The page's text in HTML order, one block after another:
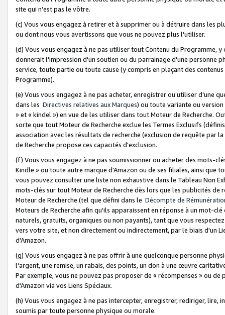
site qui n'est pas le vôtre.
(c) Vous vous engagez à retirer et à supprimer ou à détruire dans les
ou dont nous vous avertissons que vous ne pouvez plus l'utiliser.
(d) Vous vous engagez à ne pas utiliser tout Contenu du Programme,
donnerait l'impression d'un soutien ou du parrainage d'une personne
service, toute partie ou toute cause (y compris en plaçant des
Programme).
(e) Vous vous engagez à ne pas acheter, enregistrer ou utiliser d’une
dans les Directives relatives aux Marques) ou toute variante ou
» et « kindel ») en vue de les utiliser dans tout Moteur de Recherche.
sorte que tout Moteur de Recherche exclue les Termes Exclusifs
association avec les résultats de recherche (exclusion de requête
de Recherche propose ces capacités d'exclusion.
(f) Vous vous engagez à ne pas soumissionner ou acheter des mots-
Kindle » ou toute autre marque d'Amazon ou de ses filiales, ainsi que
vous pouvez consulter une liste non exhaustive dans le Tableau Non
mots-clés sur tout Moteur de Recherche dès lors que les publicités de
Moteur de Recherche (tel que défini dans le Décompte de
Moteurs de Recherche afin qu'ils apparaissent en réponse à un mot-
naturels, gratuits, organiques ou non payants), tant que vous
vers votre site, et non directement ou indirectement, par le biais d'un
d'Amazon.
(g) Vous vous engagez à ne pas offrir à une quelconque personne
l'argent, une remise, un rabais, des points, un don à une œuvre
Par exemple, vous ne pouvez pas proposer de « récompenses » ou
d'Amazon via vos Liens Spéciaux.
(h) Vous vous engagez à ne pas intercepter, enregistrer, rediriger,
soumis par toute personne physique ou morale.